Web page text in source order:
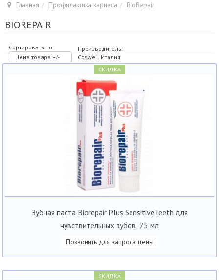
Главная Профилактика кариеса BioRepair
BIOREPAIR
Сортировать по:
Цена товара +/-
Производитель:
Coswell Италия
СКИДКА
Зубная паста Biorepair Plus SensitiveTeeth для
чувствительных зубов, 75 мл
Позвонить для запроса цены
СКИДКА